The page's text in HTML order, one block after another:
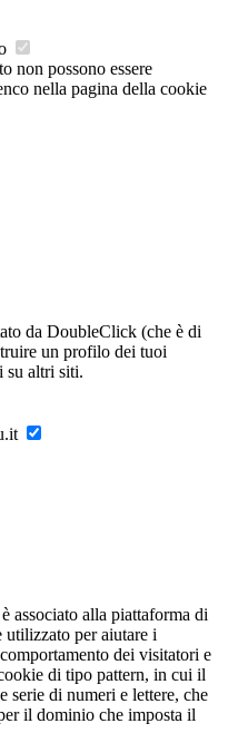
non possono essere
nella pagina della cookie
da DoubleClick (che è di
un profilo dei tuoi
su altri siti.
associato alla piattaforma di
per aiutare i
dei visitatori e
di tipo pattern, in cui il
serie di numeri e lettere, che
il dominio che imposta il